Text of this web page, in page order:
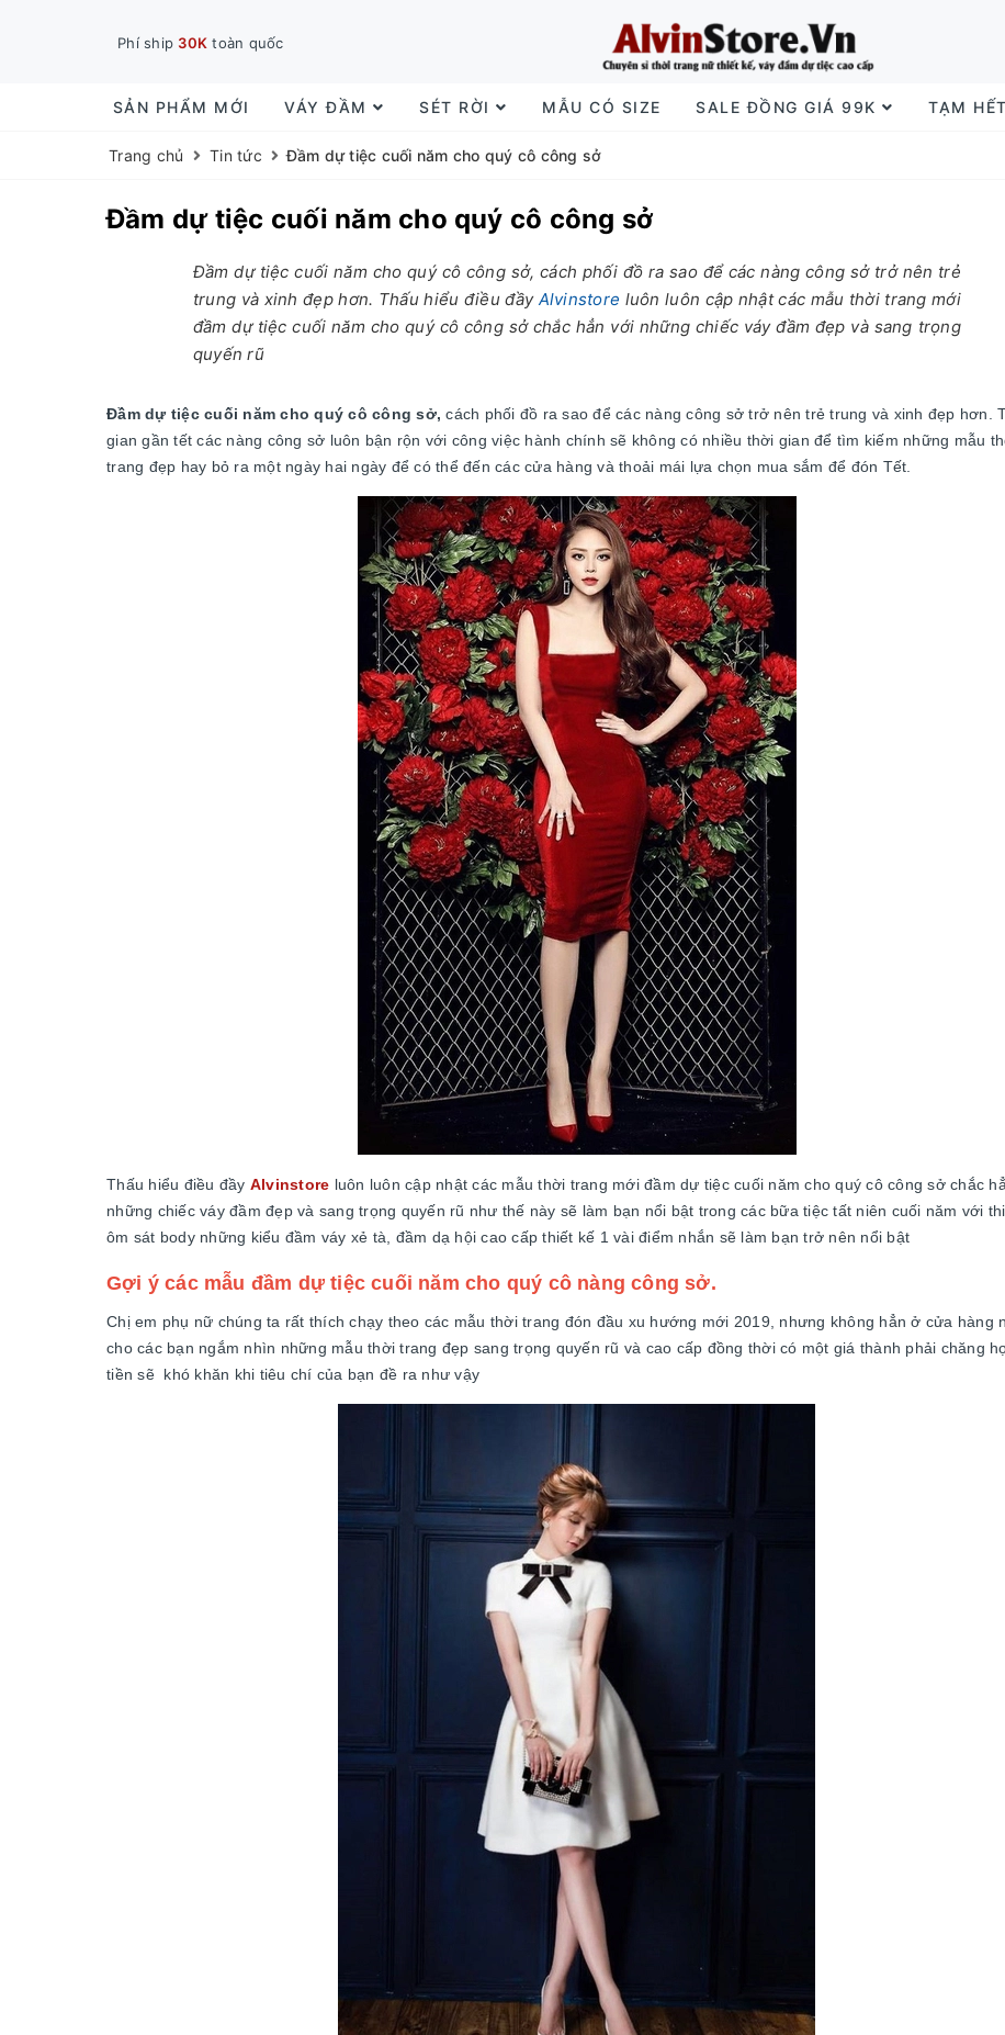
Phí ship 30K toàn quốc
SẢN PHẨM MỚI VÁY ĐẦM SÉT RỜI MẪU CÓ SIZE SALE ĐỒNG GIÁ 99K TẠM
Trang chủ Tin tức Đầm dự tiệc cuối năm cho quý cô công sở
Đầm dự tiệc cuối năm cho quý cô công sở
Đầm dự tiệc cuối năm cho quý cô công sở, cách phối đồ ra sao để các nàng công sở trở nên trẻ
trung và xinh đẹp hơn. Thấu hiểu điều đầy Alvinstore luôn luôn cập nhật các mẫu thời trang mới
đầm dự tiệc cuối năm cho quý cô công sở chắc hẳn với những chiếc váy đầm đẹp và sang trọng
quyến rũ
Đầm dự tiệc cuối năm cho quý cô công sở,cách phối đồ ra sao để các nàng công sở trở nên trẻ trung và xinh đẹp hơn.
gian gần tết các nàng công sở luôn bận rộn với công việc hành chính sẽ không có nhiều thời gian để tìm kiếm những mẫu
trang đẹp hay bỏ ra một ngày hai ngày để có thể đến các cửa hàng và thoải mái lựa chọn mua sắm để đón Tết.
Thấu hiểu điều đầy Alvinstore luôn luôn cập nhật các mẫu thời trang mới đầm dự tiệc cuối năm cho quý cô công sở chắc
những chiếc váy đầm đẹp và sang trọng quyến rũ như thế này sẽ làm bạn nổi bật trong các bữa tiệc tất niên cuối năm với
ôm sát body những kiểu đầm váy xẻ tà, đầm dạ hội cao cấp thiết kế 1 vài điểm nhắn sẽ làm bạn trở nên nổi bật
Gợi ý các mẫu đầm dự tiệc cuối năm cho quý cô nàng công sở.
Chị em phụ nữ chúng ta rất thích chạy theo các mẫu thời trang đón đầu xu hướng mới 2019, nhưng không hẳn ở cửa hàng
cho các bạn ngắm nhìn những mẫu thời trang đẹp sang trọng quyến rũ và cao cấp đồng thời có một giá thành phải chăng
tiền sẽ khó khăn khi tiêu chí của bạn đề ra như vậy